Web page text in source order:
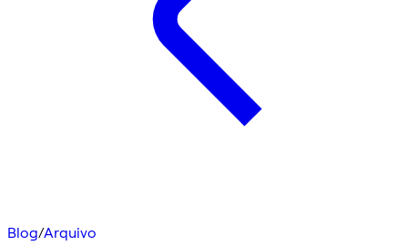
Blog/Arquivo